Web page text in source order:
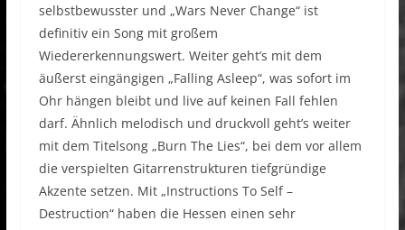
selbstbewusster und „Wars Never Change“ ist
definitiv ein Song mit großem
Wiedererkennungswert. Weiter geht’s mit dem
äußerst eingängigen „Falling Asleep“, was sofort im
Ohr hängen bleibt und live auf keinen Fall fehlen
darf. Ähnlich melodisch und druckvoll geht’s weiter
mit dem Titelsong „Burn The Lies“, bei dem vor allem
die verspielten Gitarrenstrukturen tiefgründige
Akzente setzen. Mit „Instructions To Self –
Destruction“ haben die Hessen einen sehr